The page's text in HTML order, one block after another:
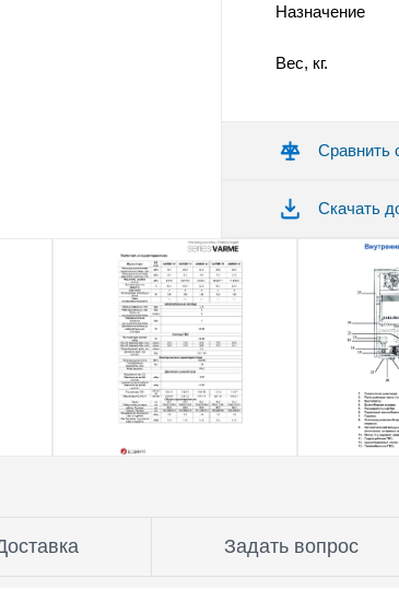
Назначение
Вес, кг.
Сравнить
Скачать
Задать вопрос